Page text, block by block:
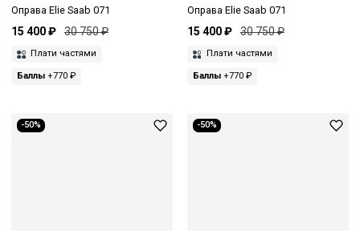
Оправа Elie Saab 071
15 400 ₽ 30 750 ₽
Плати частями
Баллы +770 ₽
Оправа Elie Saab 071
15 400 ₽ 30 750 ₽
Плати частями
Баллы+770 ₽
-50% -50%